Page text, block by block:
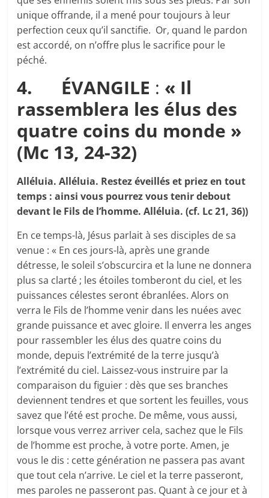
unique offrande, il a mené pour toujours à leur
perfection ceux qu’il sanctifie. Or, quand le pardon
est accordé, on n’offre plus le sacrifice pour le
péché.
4. ÉVANGILE : « Il
rassemblera les élus des
quatre coins du monde »
(Mc 13, 24-32)
Alléluia. Alléluia. Restez éveillés et priez en tout
temps : ainsi vous pourrez vous tenir debout
devant le Fils de l’homme. Alléluia. (cf. Lc 21, 36))
En ce temps-là, Jésus parlait à ses disciples de sa
venue : « En ces jours-là, après une grande
détresse, le soleil s’obscurcira et la lune ne donnera
plus sa clarté ; les étoiles tomberont du ciel, et les
puissances célestes seront ébranlées. Alors on
verra le Fils de l’homme venir dans les nuées avec
grande puissance et avec gloire. Il enverra les anges
pour rassembler les élus des quatre coins du
monde, depuis l’extrémité de la terre jusqu’à
l’extrémité du ciel. Laissez-vous instruire par la
comparaison du figuier : dès que ses branches
deviennent tendres et que sortent les feuilles, vous
savez que l’été est proche. De même, vous aussi,
lorsque vous verrez arriver cela, sachez que le Fils
de l’homme est proche, à votre porte. Amen, je
vous le dis : cette génération ne passera pas avant
que tout cela n’arrive. Le ciel et la terre passeront,
mes paroles ne passeront pas. Quant à ce jour et à